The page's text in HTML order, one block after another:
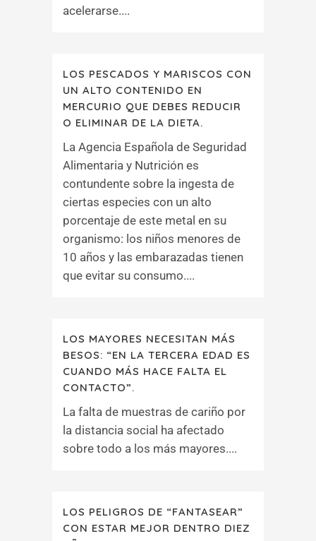
acelerarse....
LOS PESCADOS Y MARISCOS CON
UN ALTO CONTENIDO EN
MERCURIO QUE DEBES REDUCIR
O ELIMINAR DE LA DIETA.
La Agencia Española de Seguridad
Alimentaria y Nutrición es
contundente sobre la ingesta de
ciertas especies con un alto
porcentaje de este metal en su
organismo: los niños menores de
10 años y las embarazadas tienen
que evitar su consumo....
LOS MAYORES NECESITAN MÁS
BESOS: “EN LA TERCERA EDAD ES
CUANDO MÁS HACE FALTA EL
CONTACTO”.
La falta de muestras de cariño por
la distancia social ha afectado
sobre todo a los más mayores....
LOS PELIGROS DE “FANTASEAR”
CON ESTAR MEJOR DENTRO DIEZ